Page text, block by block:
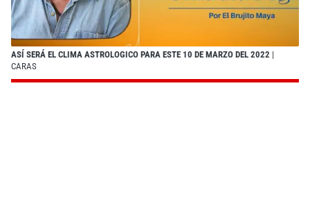
ASÍ SERÁ EL CLIMA ASTROLOGICO PARA ESTE 10 DE MARZO DEL 2022 |
CARAS